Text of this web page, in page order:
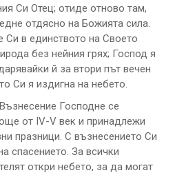
Си Отец; отиде отново там,
отдясно на Божията сила.
Си в единството на Своето
без нейния грях; Господ я
й за втори път вечен
Си я издигна на небето.
Господне се
от IV-V век и принадлежи
празници. С възнесението Си
спасението. За всички
откри небето, за да могат